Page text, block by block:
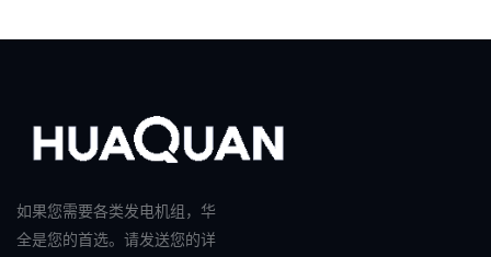
如果您需要各类发电机组，华
全是您的首选。请发送您的详